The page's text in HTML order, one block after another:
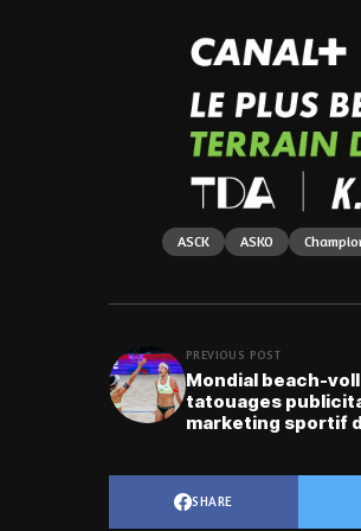
ASCK ASKO
PREVIOUS POST
Mondial beach-
tatouages
marketing sportif
SHARE